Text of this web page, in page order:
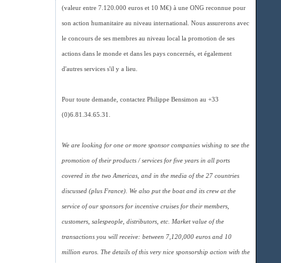
(valeur entre 7.120.000 euros et 10 M€) à une ONG reconnue pour
son action humanitaire au niveau international. Nous assurerons avec
le concours de ses membres au niveau local la promotion de ses
actions dans le monde et dans les pays concernés, et également
d'autres services s'il y a lieu.
Pour toute demande, contactez Philippe Bensimon au +33
(0)6.81.34.65.31.
We are looking for one or more sponsor companies wishing to see the
promotion of their products / services for five years in all ports
covered in the two Americas, and in the media of the 27 countries
discussed (plus France). We also put the boat and its crew at the
service of our sponsors for incentive cruises for their members,
customers, salespeople, distributors, etc. Market value of the
transactions you will receive: between 7,120,000 euros and 10
million euros. The details of this very nice sponsorship action with the